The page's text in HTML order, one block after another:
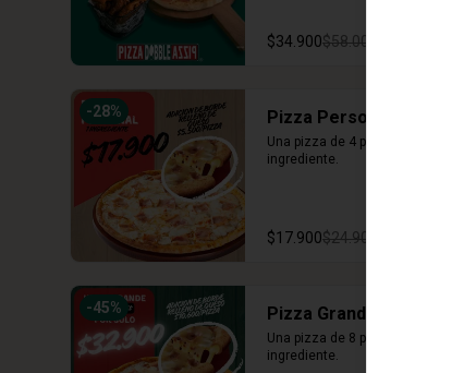
$34.900$58.000
-28% Pizza Personal
Una pizza de 4 porciones con un
ingrediente.
$17.900$24.900
-45% Pizza Grande
Una pizza de 8 porciones con un
ingrediente.